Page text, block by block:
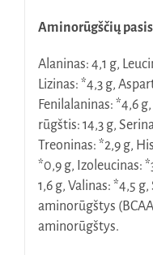
Aminorūgščių
Alaninas: 4,1 g,
Lizinas: *4,3 g,
Fenilalaninas: *4,6
rūgštis: 14,3 g,
Treoninas: *2,9 g,
*0,9 g, Izoleucinas:
1,6 g, Valinas: *4,5
aminorūgštys
aminorūgštys.